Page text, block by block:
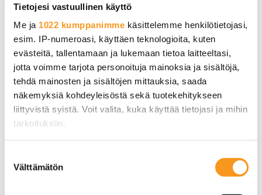
Tietojesi vastuullinen käyttö
Me ja 1022 kumppanimme käsittelemme henkilötietojasi,
esim. IP-numeroasi, käyttäen teknologioita, kuten
evästeitä, tallentamaan ja lukemaan tietoa laitteeltasi,
jotta voimme tarjota personoituja mainoksia ja sisältöjä,
tehdä mainosten ja sisältöjen mittauksia, saada
näkemyksiä kohdeyleisöstä sekä tuotekehitykseen
liittyvistä syistä. Voit valita, kuka käyttää tietojasi ja mihin
tarkoituksiin.
Kerätä tietoja maantieteellisestä sijainnistasi,
valinta
Välttämätön